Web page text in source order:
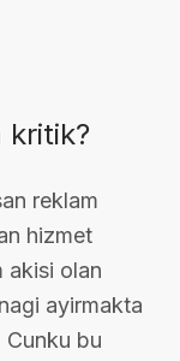
kritik?
reklam
hizmet
akisi olan
ayirmakta
bu